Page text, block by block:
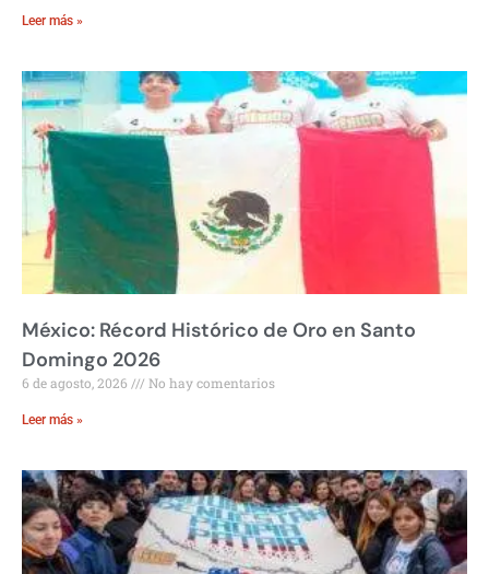
Leer más »
México: Récord Histórico de Oro en Santo
Domingo 2026
6 de agosto, 2026 No hay comentarios
Leer más »